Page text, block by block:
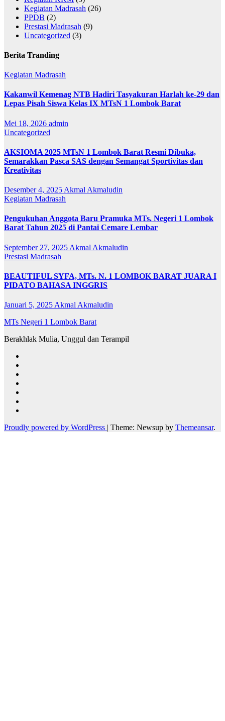
Kegiatan Madrasah (26)
PPDB (2)
Prestasi Madrasah (9)
Uncategorized (3)
Berita Tranding
Kegiatan Madrasah
Kakanwil Kemenag NTB Hadiri Tasyakuran Harlah ke-29 dan
Lepas Pisah Siswa Kelas IX MTsN 1 Lombok Barat
Mei 18, 2026 admin
Uncategorized
AKSIOMA 2025 MTsN 1 Lombok Barat Resmi Dibuka,
Semarakkan Pasca SAS dengan Semangat Sportivitas dan
Kreativitas
Desember 4, 2025 Akmal Akmaludin
Kegiatan Madrasah
Pengukuhan Anggota Baru Pramuka MTs. Negeri 1 Lombok
Barat Tahun 2025 di Pantai Cemare Lembar
September 27, 2025 Akmal Akmaludin
Prestasi Madrasah
BEAUTIFUL SYFA, MTs. N. 1 LOMBOK BARAT JUARA I
PIDATO BAHASA INGGRIS
Januari 5, 2025 Akmal Akmaludin
MTs Negeri 1 Lombok Barat
Berakhlak Mulia, Unggul dan Terampil
Proudly powered by WordPress | Theme: Newsup by Themeansar.